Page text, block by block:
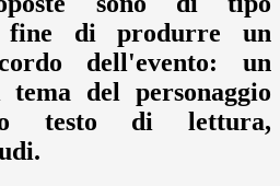
fine di produrre un
dell'evento: un
del personaggio
testo di lettura,